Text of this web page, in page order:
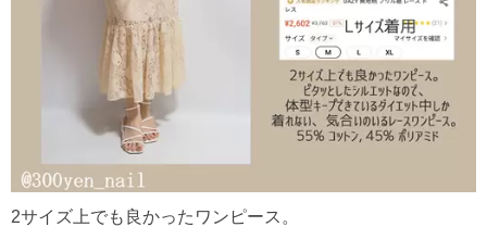
2サイズ上でも良かったワンピース。